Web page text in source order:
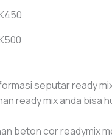
seputar ready
ready mix anda bisa
beton cor readymix